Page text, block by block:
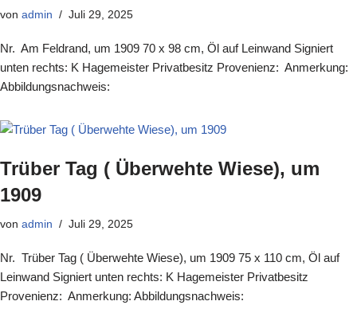
von admin Juli 29, 2025
Nr. Am Feldrand, um 1909 70 x 98 cm, Öl auf Leinwand Signiert
unten rechts: K Hagemeister Privatbesitz Provenienz: Anmerkung:
Abbildungsnachweis:
Trüber Tag ( Überwehte Wiese), um
1909
von admin Juli 29, 2025
Nr. Trüber Tag ( Überwehte Wiese), um 1909 75 x 110 cm, Öl auf
Leinwand Signiert unten rechts: K Hagemeister Privatbesitz
Provenienz: Anmerkung: Abbildungsnachweis: